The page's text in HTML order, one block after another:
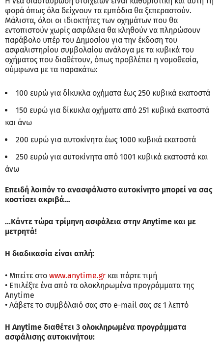
φορά όπως όλα δείχνουν τα εμπόδια θα ξεπεραστούν.
Μάλιστα, όλοι οι ιδιοκτήτες των οχημάτων που θα
εντοπιστούν χωρίς ασφάλεια θα κληθούν να πληρώσουν
παράβολο υπέρ του Δημοσίου για την έκδοση του
ασφαλιστηρίου συμβολαίου ανάλογα με τα κυβικά του
οχήματος που διαθέτουν, όπως προβλέπει η νομοθεσία,
σύμφωνα με τα παρακάτω:
100 ευρώ για δίκυκλα οχήματα έως 250 κυβικά εκατοστά
150 ευρώ για δίκυκλα οχήματα από 251 κυβικά εκατοστά
και άνω
200 ευρώ για αυτοκίνητα έως 1000 κυβικά εκατοστά
250 ευρώ για αυτοκίνητα από 1001 κυβικά εκατοστά και
άνω
Επειδή λοιπόν το ανασφάλιστο αυτοκίνητο μπορεί να σας
κοστίσει ακριβά…
…Κάντε τώρα τρίμηνη ασφάλεια στην Anytime και με
μετρητά!
Η διαδικασία είναι απλή:
• Μπείτε στο www.anytime.gr και πάρτε τιμή
• Επιλέξτε ένα από τα ολοκληρωμένα προγράμματα της
Anytime
• Λάβετε το συμβόλαιό σας στο e-mail σας σε 1 λεπτό
Η Anytime διαθέτει 3 ολοκληρωμένα προγράμματα
ασφάλισης αυτοκινήτου: